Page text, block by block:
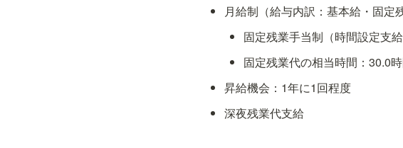
月給制（給与内訳：基本給・固定
固定残業手当制（時間設定支給
固定残業代の相当時間：30.0
昇給機会：1年に1回程度
深夜残業代支給